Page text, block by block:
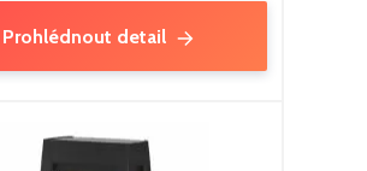
Prohlédnout detail